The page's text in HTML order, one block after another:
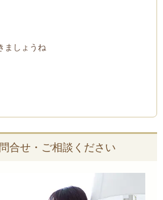
ましょうね
合せ・ご相談ください